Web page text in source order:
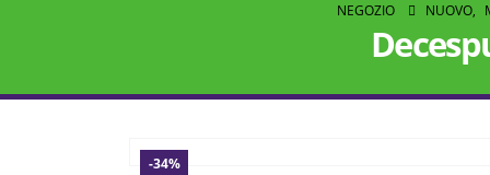
NEGOZIO NUOVO,
-34%